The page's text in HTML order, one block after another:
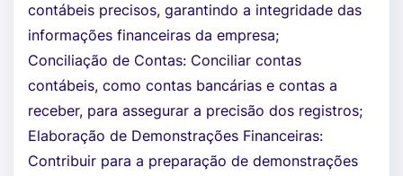
contábeis precisos, garantindo a integridade das
informações financeiras da empresa;
Conciliação de Contas: Conciliar contas
contábeis, como contas bancárias e contas a
receber, para assegurar a precisão dos registros;
Elaboração de Demonstrações Financeiras:
Contribuir para a preparação de demonstrações